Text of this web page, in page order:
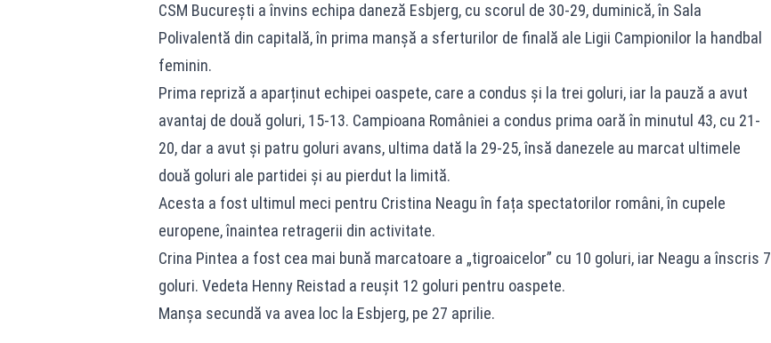
CSM București a învins echipa daneză Esbjerg, cu scorul de 30-29, duminică, în Sala
Polivalentă din capitală, în prima manșă a sferturilor de finală ale Ligii Campionilor la handbal
feminin.
Prima repriză a aparținut echipei oaspete, care a condus și la trei goluri, iar la pauză a avut
avantaj de două goluri, 15-13. Campioana României a condus prima oară în minutul 43, cu 21-
20, dar a avut și patru goluri avans, ultima dată la 29-25, însă danezele au marcat ultimele
două goluri ale partidei și au pierdut la limită.
Acesta a fost ultimul meci pentru Cristina Neagu în fața spectatorilor români, în cupele
europene, înaintea retragerii din activitate.
Crina Pintea a fost cea mai bună marcatoare a „tigroaicelor” cu 10 goluri, iar Neagu a înscris 7
goluri. Vedeta Henny Reistad a reușit 12 goluri pentru oaspete.
Manșa secundă va avea loc la Esbjerg, pe 27 aprilie.